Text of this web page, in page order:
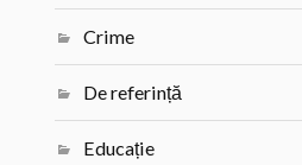
Crime
De referință
Educație